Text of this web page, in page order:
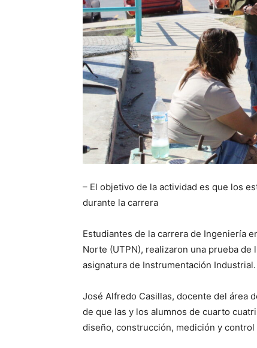
– El objetivo de la actividad es que los
durante la carrera
Estudiantes de la carrera de Ingeniería
Norte (UTPN), realizaron una prueba
asignatura de Instrumentación Industrial.
José Alfredo Casillas, docente del área
de que las y los alumnos de cuarto
diseño, construcción, medición y